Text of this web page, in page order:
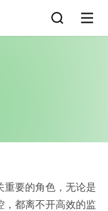
重要的角色，无论是
，都离不开高效的监